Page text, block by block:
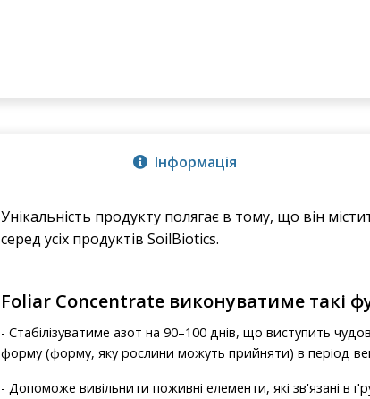
Інформація
Унікальність продукту полягає в тому, що він
серед усіх продуктів SoilBiotics.
Foliar Concentrate виконуватиме такі
- Стабілізуватиме азот на 90–100 днів, що виступить
форму (форму, яку рослини можуть прийняти) в період
- Допоможе вивільнити поживні елементи, які зв'язані в